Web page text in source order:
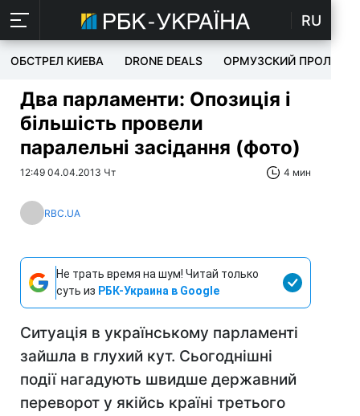
RU
ОБСТРЕЛ КИЕВА DRONE DEALS ОРМУЗСКИЙ ПРОЛИВ
Два парламенти: Опозиція і
більшість провели
паралельні засідання (фото)
12:49 04.04.2013 Чт 4 мин
RBC.UA
Не трать время на шум! Читай только
суть из РБК-Украина в Google
Ситуація в українському парламенті
зайшла в глухий кут. Сьогоднішні
події нагадують швидше державний
переворот у якійсь країні третього